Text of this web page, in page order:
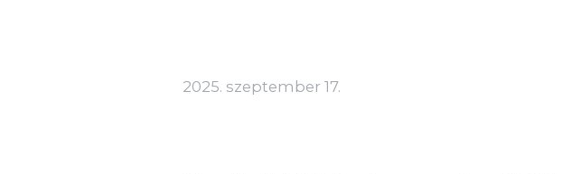
2025. szeptember 17.